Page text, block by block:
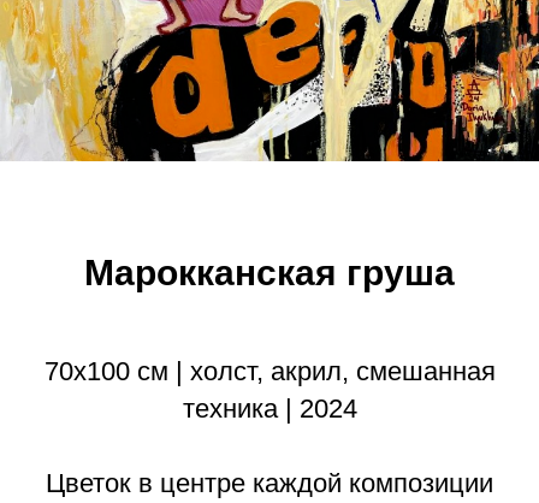
Марокканская груша
70х100 см | холст, акрил, смешанная
техника | 2024
Цветок в центре каждой композиции